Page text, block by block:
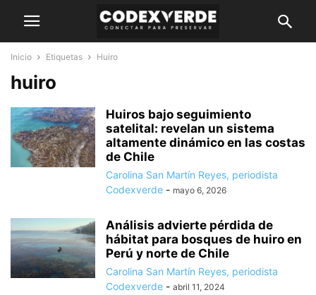
Inicio Etiquetas Huiro
huiro
Huiros bajo seguimiento
satelital: revelan un sistema
altamente dinámico en las costas
de Chile
Carolina San Martín Reyes, periodista
Codexverde - mayo 6, 2026
Análisis advierte pérdida de
hábitat para bosques de huiro en
Perú y norte de Chile
Carolina San Martín Reyes, periodista
Codexverde - abril 11, 2024